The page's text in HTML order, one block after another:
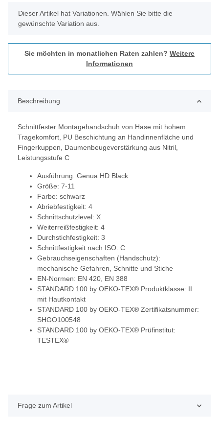
x
Dieser Artikel hat Variationen. Wählen Sie bitte die
gewünschte Variation aus.
Sie möchten in monatlichen Raten zahlen? Weitere
Informationen
Beschreibung
Schnittfester Montagehandschuh von Hase mit hohem
Tragekomfort, PU Beschichtung an Handinnenfläche und
Fingerkuppen, Daumenbeugeverstärkung aus Nitril,
Leistungsstufe C
Ausführung: Genua HD Black
Größe: 7-11
Farbe: schwarz
Abriebfestigkeit: 4
Schnittschutzlevel: X
Weiterreißfestigkeit: 4
Durchstichfestigkeit: 3
Schnittfestigkeit nach ISO: C
Gebrauchseigenschaften (Handschutz):
mechanische Gefahren, Schnitte und Stiche
EN-Normen: EN 420, EN 388
STANDARD 100 by OEKO-TEX® Produktklasse: II
mit Hautkontakt
STANDARD 100 by OEKO-TEX® Zertifikatsnummer:
SHGO100548
STANDARD 100 by OEKO-TEX® Prüfinstitut:
TESTEX®
Frage zum Artikel